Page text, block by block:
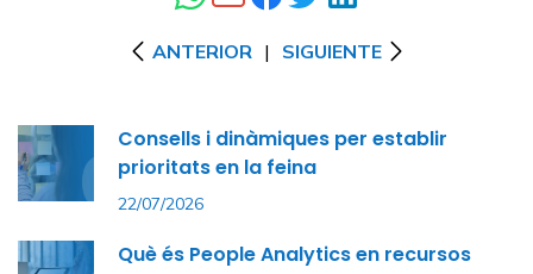
ANTERIOR | SIGUIENTE
Consells i dinàmiques per establir
prioritats en la feina
22/07/2026
Què és People Analytics en recursos